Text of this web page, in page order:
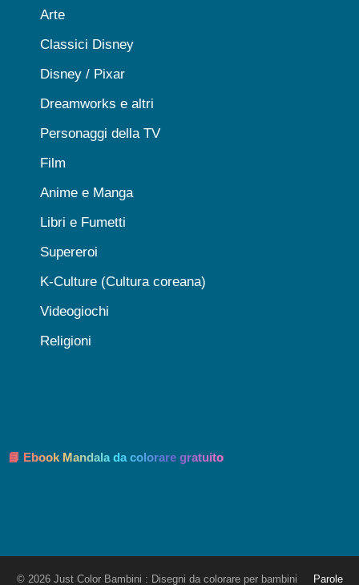
Arte
Classici Disney
Disney / Pixar
Dreamworks e altri
Personaggi della TV
Film
Anime e Manga
Libri e Fumetti
Supereroi
K-Culture (Cultura coreana)
Videogiochi
Religioni
📘 Ebook Mandala da colorare gratuito
© 2026 Just Color Bambini : Disegni da colorare per bambini Parole